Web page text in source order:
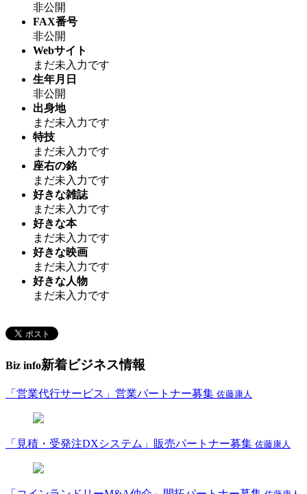
非公開
FAX番号
非公開
Webサイト
まだ未入力です
生年月日
非公開
出身地
まだ未入力です
特技
まだ未入力です
座右の銘
まだ未入力です
好きな雑誌
まだ未入力です
好きな本
まだ未入力です
好きな映画
まだ未入力です
好きな人物
まだ未入力です
Biz info新着ビジネス情報
「営業代行サービス」営業パートナー募集 佐藤康人
「見積・受発注DXシステム」販売パートナー募集 佐藤康人